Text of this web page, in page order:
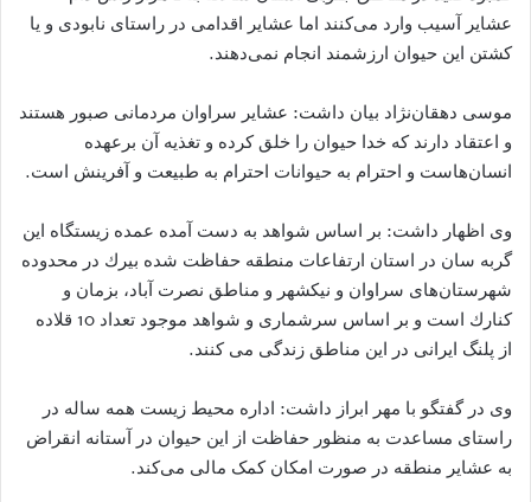
عشایر آسیب وارد می‌کنند اما عشایر اقدامی در راستای نابودی و یا
کشتن این حیوان ارزشمند انجام نمی‌دهند.
موسی دهقان‌نژاد بیان داشت: عشایر سراوان مردمانی صبور هستند
و اعتقاد دارند که خدا حیوان را خلق کرده و تغذیه آن برعهده
انسان‌هاست و احترام به حیوانات احترام به طبیعت و آفرینش است.
وی اظهار داشت: بر اساس شواهد به دست آمده عمده زیستگاه این
گربه سان در استان ارتفاعات منطقه حفاظت شده بیرك در محدوده
شهرستان‌های سراوان و نیكشهر و مناطق نصرت آباد، بزمان و
كنارك است و بر اساس سرشماری و شواهد موجود تعداد 10 قلاده
از پلنگ ایرانی در این مناطق زندگی می کنند.
وی در گفتگو با مهر ابراز داشت: اداره محیط زیست همه ساله در
راستای مساعدت به منظور حفاظت از این حیوان در آستانه انقراض
به عشایر منطقه در صورت امکان کمک مالی می‌کند.